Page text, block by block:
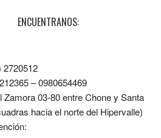
ENCUENTRANOS:
2720512
– 0980654469
Zamora 03-80 entre Chone y Santa
hacia el norte del Hipervalle)